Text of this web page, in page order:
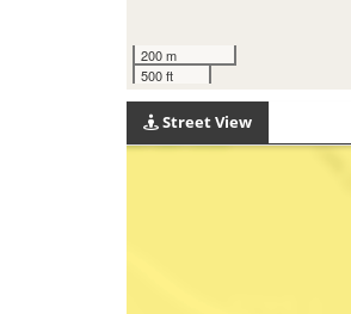
200 m
500 ft
Street View